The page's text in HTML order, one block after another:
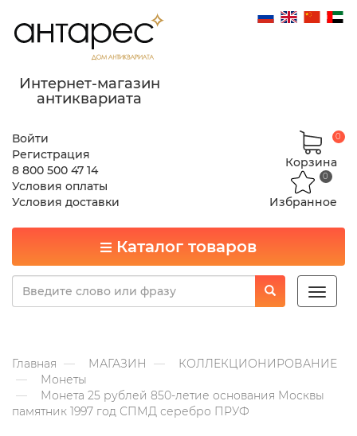
Интернет-магазин
антиквариата
Войти
Регистрация
8 800 500 47 14
Условия оплаты
Условия доставки
Корзина
0
Избранное
0
Каталог товаров
Toggle
Главная МАГАЗИН
КОЛЛЕКЦИОНИРОВАНИЕ
Монеты
Монета 25 рублей 850-летие основания Москвы
памятник 1997 год СПМД серебро ПРУФ